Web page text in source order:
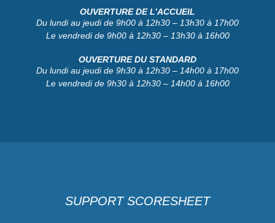
OUVERTURE DE L’ACCUEIL
Du lundi au jeudi de 9h00 à 12h30 – 13h30 à 17h00
Le vendredi de 9h00 à 12h30 – 13h30 à 16h00
OUVERTURE DU STANDARD
Du lundi au jeudi de 9h30 à 12h30 – 14h00 à 17h00
Le vendredi de 9h30 à 12h30 – 14h00 à 16h00
SUPPORT SCORESHEET